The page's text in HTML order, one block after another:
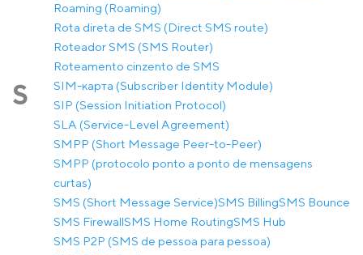
Roaming (Roaming)
Rota direta de SMS (Direct SMS route)
Roteador SMS (SMS Router)
Roteamento cinzento de SMS
S
SIM-карта (Subscriber Identity Module)
SIP (Session Initiation Protocol)
SLA (Service-Level Agreement)
SMPP (Short Message Peer-to-Peer)
SMPP (protocolo ponto a ponto de mensagens
curtas)
SMS (Short Message Service)SMS BillingSMS Bounce
SMS FirewallSMS Home RoutingSMS Hub
SMS P2P (SMS de pessoa para pessoa)